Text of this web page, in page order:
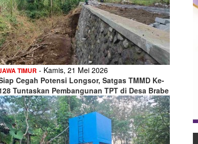
TIMUR - Kamis, 21 Mei 2026
Cegah Potensi Longsor, Satgas TMMD Ke-
Tuntaskan Pembangunan TPT di Desa Brabe